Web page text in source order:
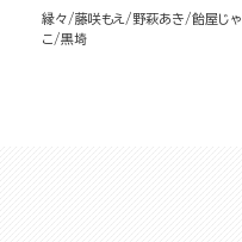
縁々 藤咲もえ 野萩あき
飴屋じゃ
こ
黒埼